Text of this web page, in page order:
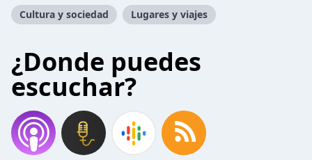
Cultura y sociedad Lugares y viajes
¿Donde puedes
escuchar?